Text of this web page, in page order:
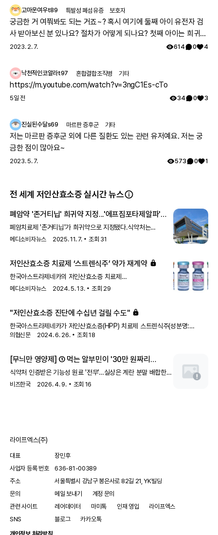
고마운여우t89 특발성 폐섬유증 보호자
궁금한 거 여쭤봐도 되는 거죠~? 혹시 여기에 둘째 아이 유전자 검
사 받아보신 분 있나요? 절차가 어떻게 되나요? 첫째 아이는 희귀질
환 진단받았고, 당시에 애기 아빠랑 저랑 유전자 검사했는데 돌연변
걱정스러워서리.. 다들 몇주차에 무슨 검사하셨나요? 도움 좀 주심
감사하겠습니다.
2023. 2. 7. 614 0 4
낙천적인코알라t97 혼합결합조직병 기타
https://m.youtube.com/watch?v=3ngC1Es-cTo
5일 전 34 0 3
진실된수달s69 마르판 증후군 기타
저는 마르판 증후군 외에 다른 질환도 있는 관련 유저예요. 저는 궁
금한 점이 많아요~
2023. 5. 7. 573 0 1
전 세계 저인산효소증 실시간 뉴스
폐암약 '존거티닙' 희귀약 지정...'에프짐포타제알파'
개발단계로
폐암치료제 '존거티닙'가 희귀약으로 지정됐다.식약처는
희귀의약품 지정에 관한 규정에 따라 이같이 지정, 4일
비소세포폐암 환자의 치료에 쓰인다. 아울러 개발단계
희귀의약품도 새롭게 추가했다. 한국아스트라제네카의
저인산효소증치료제 '에프짐포타제알파(주사제)'가 목록에
메디소비자뉴스 2025. 11. 7. 조회 31
저인산효소증 치료제 ‘스트렌식주’ 약가 재계약
한국아스트라제네카의 저인산효소증 치료제
‘스트렌식주’(아스포타제알파ㆍ사진)가 국민건강보험공단과
발표했다.스트렌식주는 2020년 6월 급여 등재되면서
총액제한형과 환급형 유형으로 위험 분담제 적용을 받으며 보험
혜택을 받아 왔는데 이번에 4년 기간이 끝나는 시점에서
유지된다.이 약은 소아기에 발병한 저인산효소증 환자의 골
증상을 치료하기 위한 장기간의 효소 대체 요
메디소비자뉴스 2024. 5. 13. 조회 29
"저인산효소증 진단에 수십년 걸릴 수도"
한국아스트라제네카가 저인산효소증(HPP) 치료제 스트렌식주(성분명:
아스포타제알파) 보험급여 4주년을 맞아 질환 인식 증진을 위한 인포그래픽을
표적 효소 대체 요법으로, 최초이자 유일한 저인산효소증 치료제다. 지난
2020년 6월부터 소아기 발병 저인산효소증 환자를 대상으로 보험급여가
적용됐으며, 지난 4월부터 사후심사로 전환돼 급여 조건을 충족하면 즉시
치료가 가능하다. 인포그래픽에는 저인산효소증을 의심할 수 있는 증상과 질환
의협신문 2024. 6. 26. 조회18
[무늬만 영양제] ① 먹는 알부민이 '30만 원짜리
조미료'인 까닭
식약처 인증받은 기능성 원료 '전무'…실상은 계란 분말 배합한
단순 가공식품
비즈한국 2026. 4. 9. 조회 16
라이프엑스(주)
대표
장민후
사업자 등록 번호
636-81-00389
주소
서울특별시 강남구 봉은사로 82길 21, YK빌딩
문의
메일 보내기
계정 문의
관련 사이트
레어데이터 마미톡 인재 영입
라이프엑스
SNS
블로그
카카오톡